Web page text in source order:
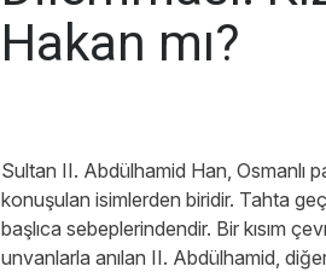
Hakan mı?
Sultan II. Abdülhamid Han, Osmanlı
konuşulan isimlerden biridir. Tahta
başlıca sebeplerindendir. Bir kısım
unvanlarla anılan II. Abdülhamid,